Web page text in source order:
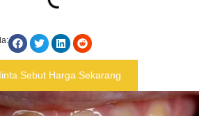
Sebut Harga Sekarang